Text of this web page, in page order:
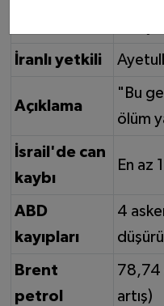
İranlı yetkili
Açıklama
"Bu
ölüm
İsrail'de can
kaybı
En az
ABD
kayıpları
4
Brent
petrol
78,74
artış)